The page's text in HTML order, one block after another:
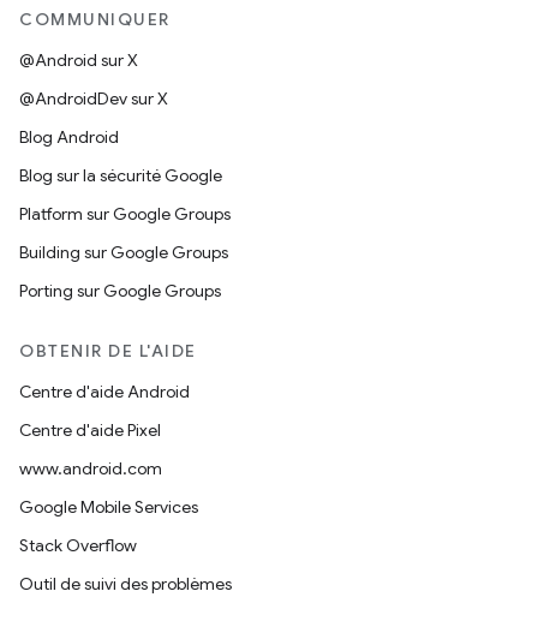
COMMUNIQUER
@Android sur X
@AndroidDev sur X
Blog Android
Blog sur la sécurité Google
Platform sur Google Groups
Building sur Google Groups
Porting sur Google Groups
OBTENIR DE L'AIDE
Centre d'aide Android
Centre d'aide Pixel
www.android.com
Google Mobile Services
Stack Overflow
Outil de suivi des problèmes